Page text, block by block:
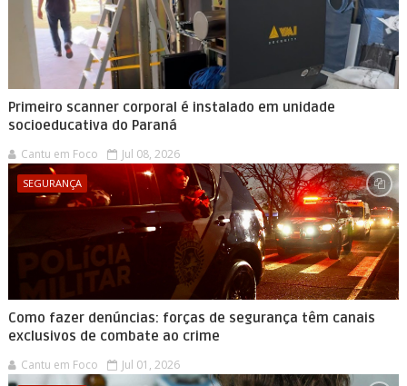
Primeiro scanner corporal é instalado em unidade
socioeducativa do Paraná
Cantu em Foco Jul 08, 2026
SEGURANÇA
Como fazer denúncias: forças de segurança têm canais
exclusivos de combate ao crime
Cantu em Foco Jul 01, 2026